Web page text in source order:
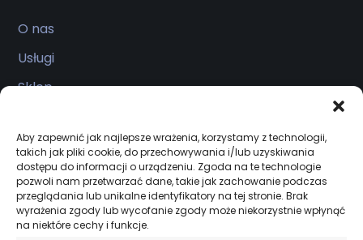
Aby zapewnić jak najlepsze wrażenia, korzystamy z technologii,
takich jak pliki cookie, do przechowywania i/lub uzyskiwania
dostępu do informacji o urządzeniu. Zgoda na te technologie
pozwoli nam przetwarzać dane, takie jak zachowanie podczas
przeglądania lub unikalne identyfikatory na tej stronie. Brak
wyrażenia zgody lub wycofanie zgody może niekorzystnie wpłynąć
na niektóre cechy i funkcje.
O nas
Usługi
Sklep
Kontakt
Salon firmowy